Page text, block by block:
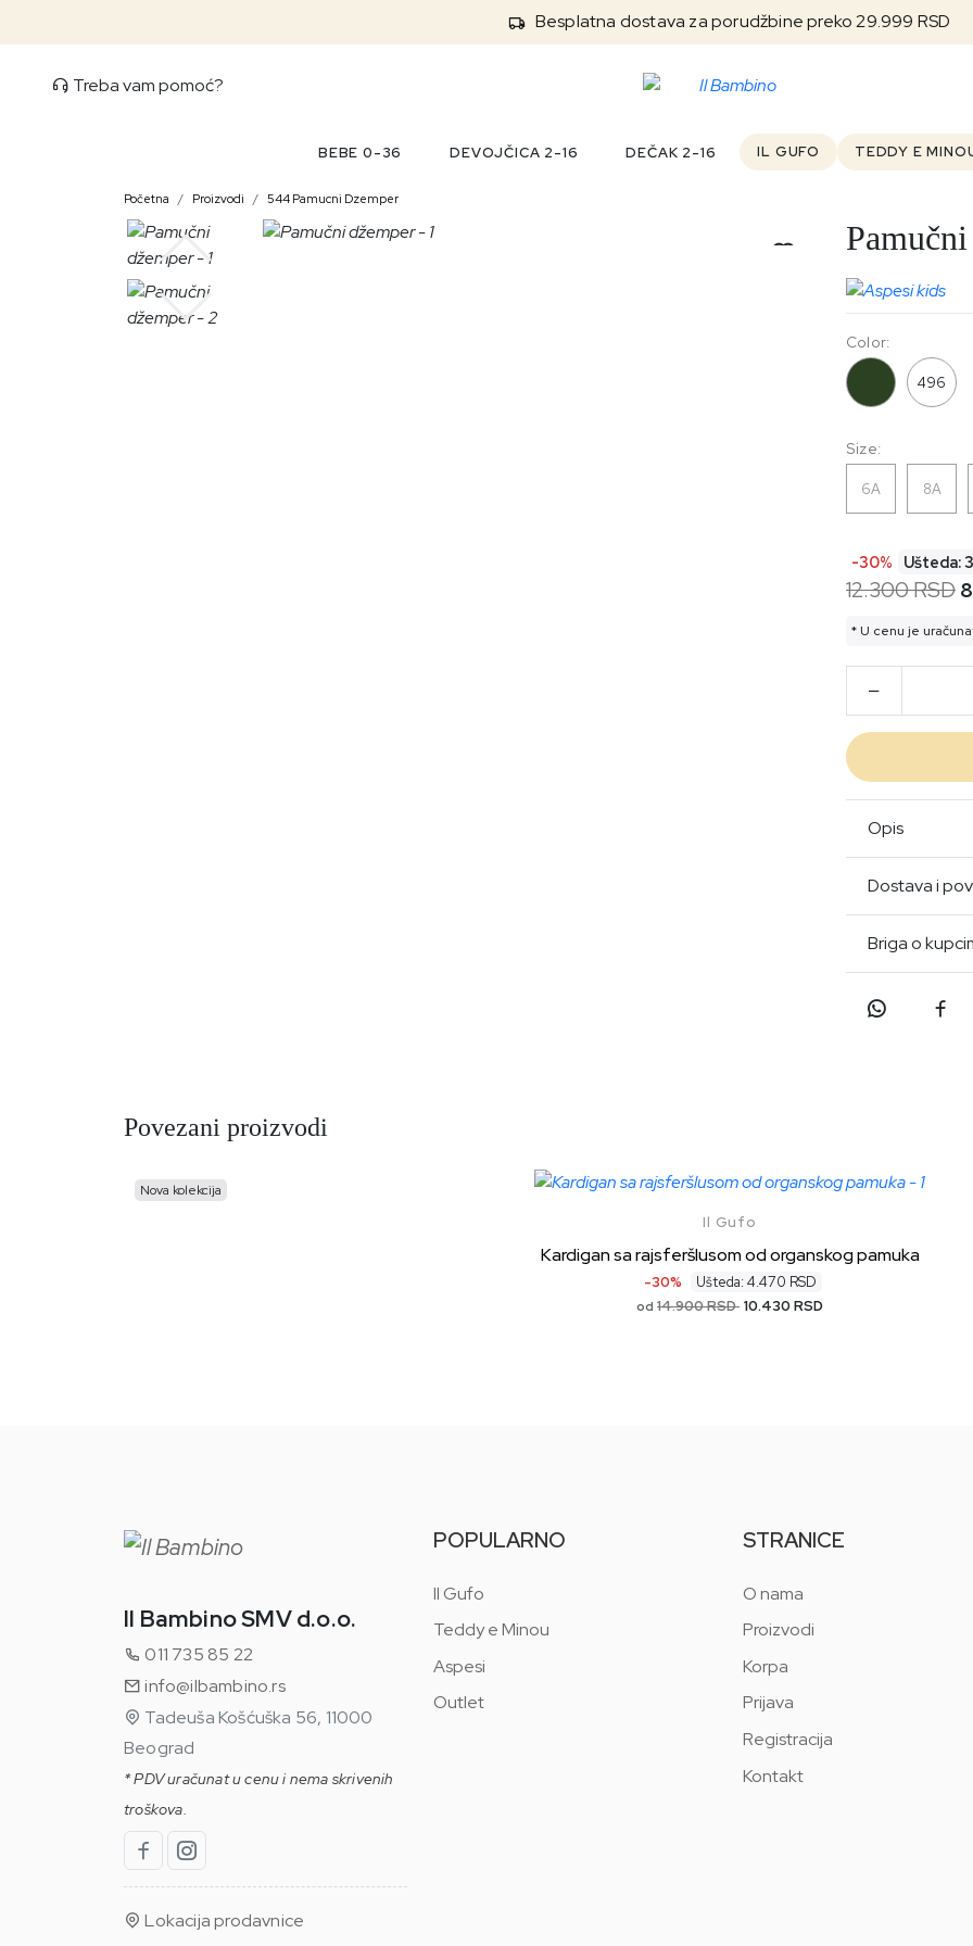
Besplatna dostava za porudžbine preko 29.999 RSD
Treba vam pomoć?
BEBE 0-36 DEVOJČICA 2-16 DEČAK 2-16 IL GUFO TEDDY E
Početna Proizvodi 544 Pamucni Dzemper
Size:
6A 8A
Color:
496
-30% Ušteda:
12.300 RSD
* U cenu je
Opis
Dostava i
Briga o
Povezani proizvodi
Nova kolekcija
Il Gufo
Kardigan sa rajsferšlusom od organskog pamuka
-30% Ušteda: 4.470 RSD
od 14.900 RSD 10.430 RSD
Il Bambino SMV d.o.o.
011 735 85 22
info@ilbambino.rs
Tadeuša Košćuška 56, 11000
Beograd
* PDV uračunat u cenu i nema skrivenih
troškova.
Lokacija prodavnice
POPULARNO
Il Gufo
Teddy e Minou
Aspesi
Outlet
STRANICE
O nama
Proizvodi
Korpa
Prijava
Registracija
Kontakt